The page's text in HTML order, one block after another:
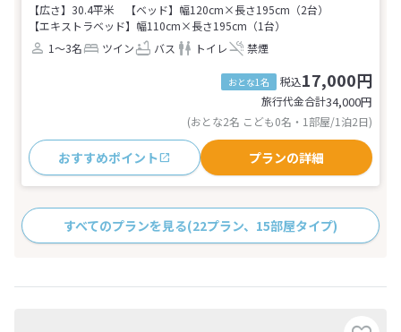
【広さ】30.4平米
【ベッド】幅120cm×長さ195cm（2台）
【エキストラベッド】幅110cm×長さ195cm（1台）
1～3名
ツイン バス トイレ 禁煙
おとな1名 税込17,000円
旅行代金合計34,000円
(おとな2名 こども0名・1部屋/1泊2日)
おすすめポイント プランの詳細
すべてのプランを見る(22プラン、15部屋タイプ)